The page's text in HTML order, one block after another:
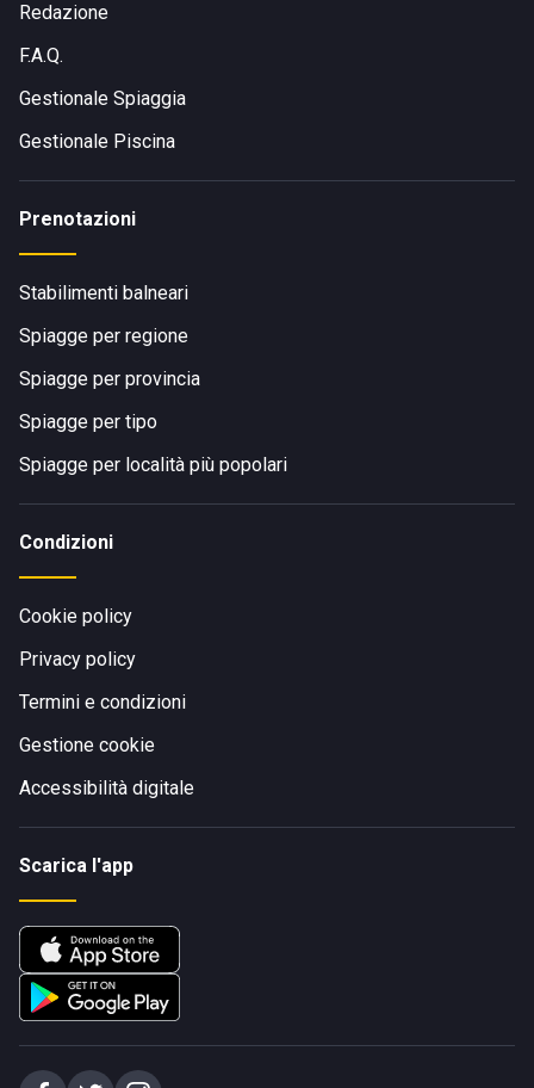
Redazione
F.A.Q.
Gestionale Spiaggia
Gestionale Piscina
Prenotazioni
Stabilimenti balneari
Spiagge per regione
Spiagge per provincia
Spiagge per tipo
Spiagge per località più popolari
Condizioni
Cookie policy
Privacy policy
Termini e condizioni
Gestione cookie
Accessibilità digitale
Scarica l'app